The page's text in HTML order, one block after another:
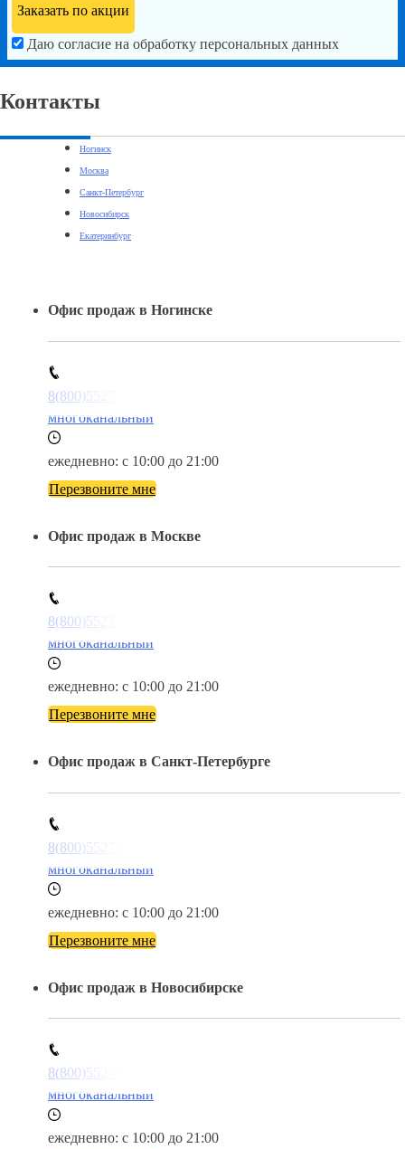
Даю согласие на обработку персональных данных
Контакты
Ногинск
Москва
Санкт-Петербург
Новосибирск
Екатеринбург
Офис продаж в Ногинске
8(800)5527584
многоканальный
ежедневно: с 10:00 до 21:00
Перезвоните мне
Офис продаж в Москве
8(800)5527584
многоканальный
ежедневно: с 10:00 до 21:00
Перезвоните мне
Офис продаж в Санкт-Петербурге
8(800)5527584
многоканальный
ежедневно: с 10:00 до 21:00
Перезвоните мне
Офис продаж в Новосибирске
8(800)5527584
многоканальный
ежедневно: с 10:00 до 21:00